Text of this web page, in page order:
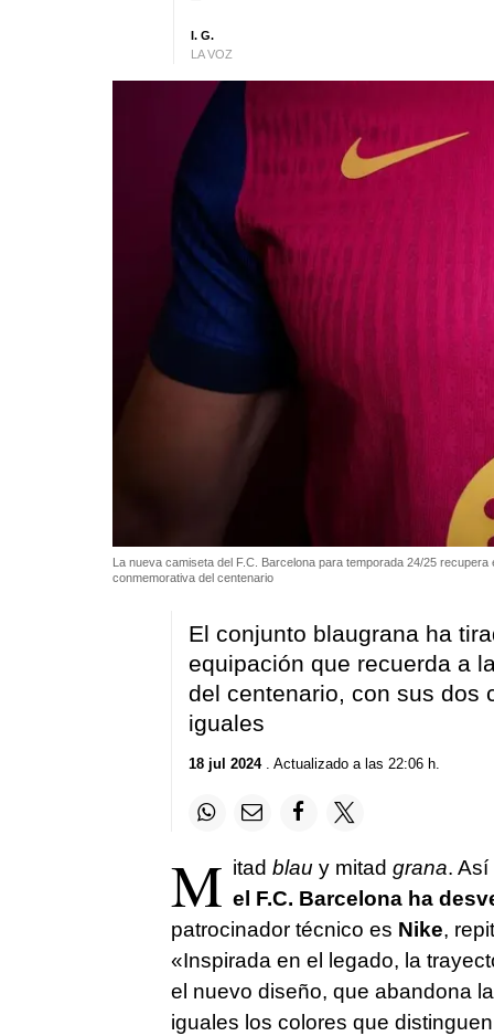
I. G.
LA VOZ
La nueva camiseta del F.C. Barcelona para temporada 24/25
conmemorativa del centenario
El conjunto blaugrana ha
equipación que recuerda a
del centenario, con sus dos
iguales
18 jul 2024. Actualizado a las 22:06 h.
M itad blau y mitad grana. Así
el F.C. Barcelona ha
patrocinador técnico es Nike,
«Inspirada en el legado, la
el nuevo diseño, que abandona
iguales los colores que